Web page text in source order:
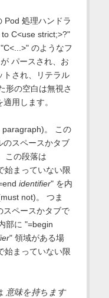
Pod 処理ハンドラ
C<use strict;>?"
のようなフ
パースされ、お
トされ、リテラル
形の空白は無視さ
用します。
。 この
のスペースかタブ
この段落は
始まっていない限
identifier" を内
not)。 つま
スペースかタブで
部に "=begin
" 領域がある場
始まっていない限
意味を持ちます